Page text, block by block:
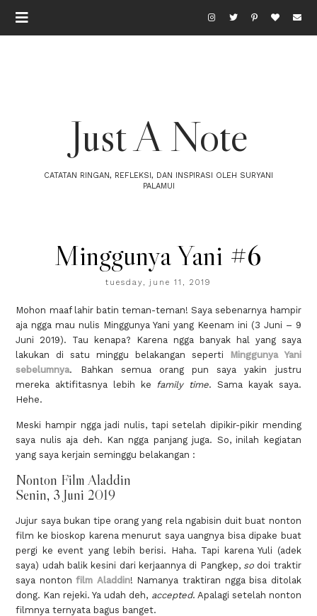
Just A Note
CATATAN RINGAN, REFLEKSI, DAN INSPIRASI OLEH SURYANI
PALAMUI
Minggunya Yani #6
tuesday, june 11, 2019
Mohon maaf lahir batin teman-teman! Saya sebenarnya hampir
aja ngga mau nulis Minggunya Yani yang Keenam ini (3 Juni – 9
Juni 2019). Tau kenapa? Karena ngga banyak hal yang saya
lakukan di satu minggu belakangan seperti Minggunya Yani
sebelumnya. Bahkan semua orang pun saya yakin justru
mereka aktifitasnya lebih ke
family time. Sama kayak saya.
Hehe.
Meski hampir ngga jadi nulis, tapi setelah dipikir-pikir mending
saya nulis aja deh. Kan ngga panjang juga. So, inilah kegiatan
yang saya kerjain seminggu belakangan :
Nonton Film Aladdin
Senin, 3 Juni 2019
Jujur saya bukan tipe orang yang rela ngabisin duit buat nonton
film ke bioskop karena menurut saya uangnya bisa dipake buat
pergi ke event yang lebih berisi. Haha. Tapi karena Yuli (adek
saya) udah balik kesini dari kerjaannya di Pangkep, sodoi traktir
saya nontonfilm Aladdin! Namanya traktiran ngga bisa ditolak
dong. Kan rejeki. Ya udah deh, accepted. Apalagi setelah nonton
filmnya ternyata bagus banget.